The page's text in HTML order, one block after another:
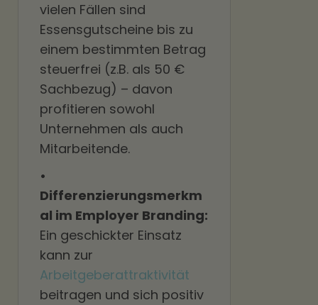
vielen Fällen sind
Essensgutscheine bis zu
einem bestimmten Betrag
steuerfrei (z.B. als 50 €
Sachbezug) – davon
profitieren sowohl
Unternehmen als auch
Mitarbeitende.
•
Differenzierungsmerkm
al im Employer Branding:
Ein geschickter Einsatz
kann zur
Arbeitgeberattraktivität
beitragen und sich positiv